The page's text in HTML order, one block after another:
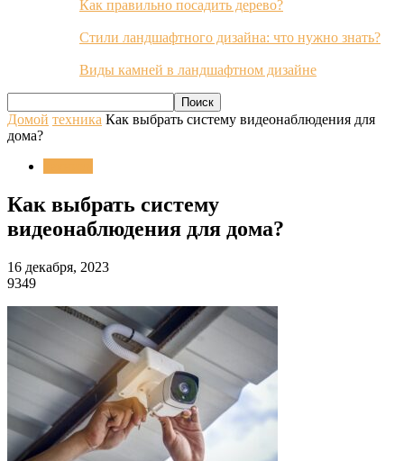
Как правильно посадить дерево?
Стили ландшафтного дизайна: что нужно знать?
Виды камней в ландшафтном дизайне
Домой техника Как выбрать систему видеонаблюдения для
дома?
Как выбрать систему
видеонаблюдения для дома?
16 декабря, 2023
9349